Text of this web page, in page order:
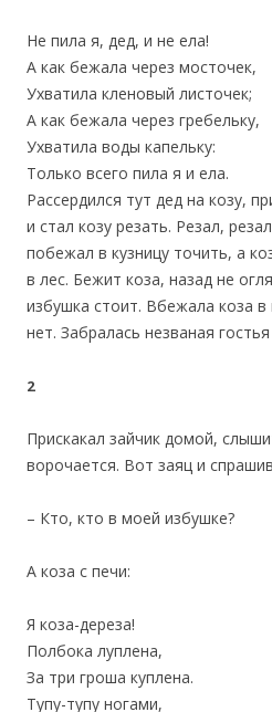
Не пила я, дед, и не ела!
А как бежала через мосточек,
Ухватила кленовый листочек;
А как бежала через гребельку,
Ухватила воды капельку:
Только всего пила я и ела.
Рассердился тут дед на козу,
и стал козу резать. Резал,
побежал в кузницу точить, а
в лес. Бежит коза, назад не
избушка стоит. Вбежала коза
нет. Забралась незваная
2
Прискакал зайчик домой,
ворочается. Вот заяц и
– Кто, кто в моей избушке?
А коза с печи:
Я коза-дереза!
Полбока луплена,
За три гроша куплена.
Тупу-тупу ногами,